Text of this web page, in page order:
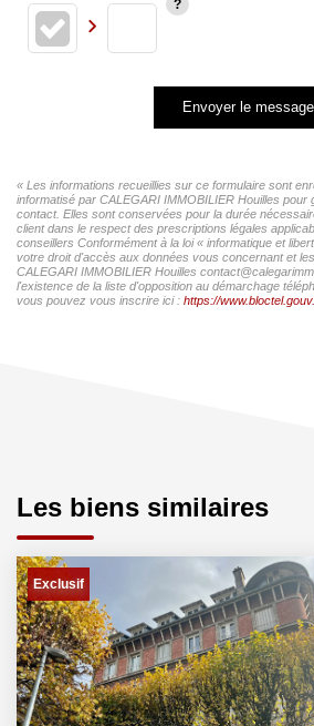
Envoyer le message
« Les informations recueillies sur ce formulaire sont
informatisé par CALEGARI IMMOBILIER Houilles pour
contact. Elles sont conservées pour la durée
client dans le respect des prescriptions légales
conseillers Conformément à la loi « informatique et
votre droit d'accès aux données vous concernant et
CALEGARI IMMOBILIER Houilles
l'existence de la liste d'opposition au démarchage
vous pouvez vous inscrire ici : https://
Les biens similaires
Exclusif